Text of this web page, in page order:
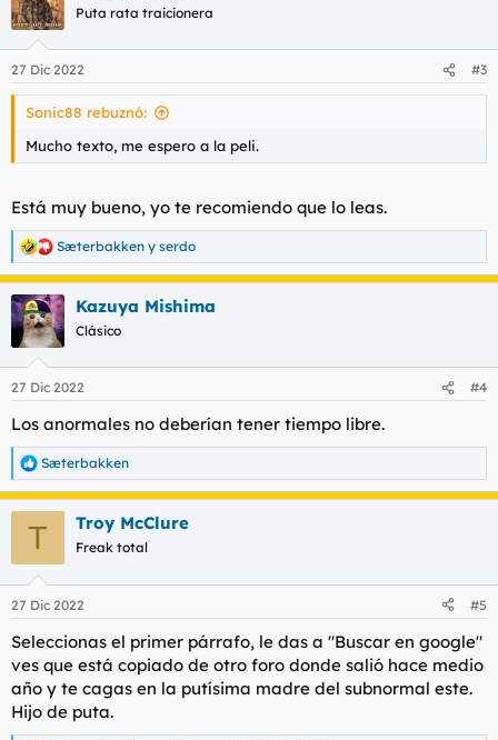
Puta rata traicionera
27 Dic 2022 #3
Sonic88 rebuznó:
Mucho texto, me espero a la peli.
Está muy bueno, yo te recomiendo que lo leas.
R
e
a
c
c
i
e
:
Sæterbakken y serdo
Kazuya Mishima
Clásico
27 Dic 2022 #4
Los anormales no deberían tener tiempo libre.
R
e
a
e
:
Sæterbakken
T Troy McClure
Freak total
27 Dic 2022 #5
Seleccionas el primer párrafo, le das a "Buscar en google"
ves que está copiado de otro foro donde salió hace medio
año y te cagas en la putísima madre del subnormal este.
Hijo de puta.